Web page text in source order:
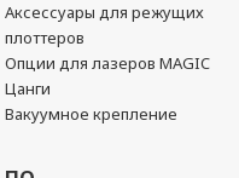
Аксессуары для режущих
плоттеров
Опции для лазеров MAGIC
Цанги
Вакуумное крепление